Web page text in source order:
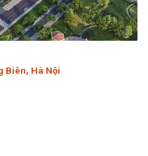
Biên, Hà Nội